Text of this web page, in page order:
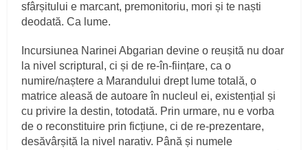
sfârșitului e marcant, premonitoriu, mori și te naști
deodată. Ca lume.
Incursiunea Narinei Abgarian devine o reușită nu doar
la nivel scriptural, ci și de re-în-ființare, ca o
numire/naștere a Marandului drept lume totală, o
matrice aleasă de autoare în nucleul ei, existențial și
cu privire la destin, totodată. Prin urmare, nu e vorba
de o reconstituire prin ficțiune, ci de re-prezentare,
desăvârșită la nivel narativ. Până și numele